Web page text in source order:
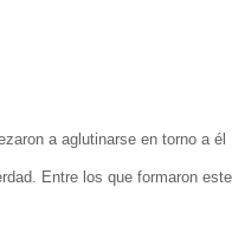
a aglutinarse en torno a él
Entre los que formaron este